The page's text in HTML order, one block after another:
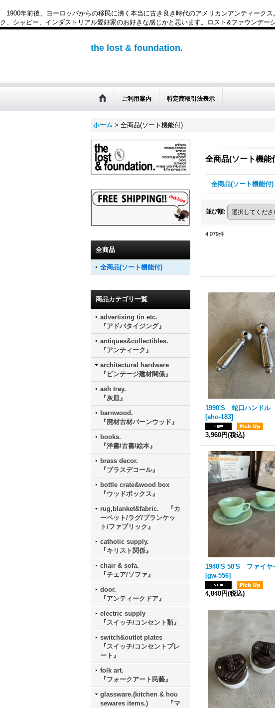
1900年前後、ヨーロッパからの移民に沸く本当に古き良き時代のアメリカンアンティーク
ク、シャビー、インダストリアル愛好家のお好きな感じかと思います。ロスト&ファウンデ
the lost & foundation.
ご利用案内 特定商取引法表示
ホーム > 全商品(ソート機能付)
全商品
全商品(ソート機能付)
商品カテゴリ一覧
advertising tin etc.
『アドバタイジング』
antiques&collectibles.
『アンティーク』
architectural hardware
『ビンテージ建材関係』
ash tray.
『灰皿』
barnwood.
『廃材古材バーンウッド』
books.
『洋書/古書/絵本』
brass decor.
『ブラスデコール』
bottle crate&wood box
『ウッドボックス』
rug,blanket&fabric. 『カ
ーペット/ラグ/ブランケッ
ト/ファブリック』
catholic supply.
『キリスト関係』
chair & sofa.
『チェア/ソファ』
door.
『アンティークドア』
electric supply
『スイッチ/コンセント類』
switch&outlet plates
『スイッチ/コンセントプレ
ート』
folk art.
『フォークアート民藝』
glassware.(kitchen & hou
sewares items.) 『マ
全商品(ソート機能
全商品(ソート機能付)
並び順:
4,079件
[aho-183]
3,960円(税込)
[gw-556]
4,840円(税込)